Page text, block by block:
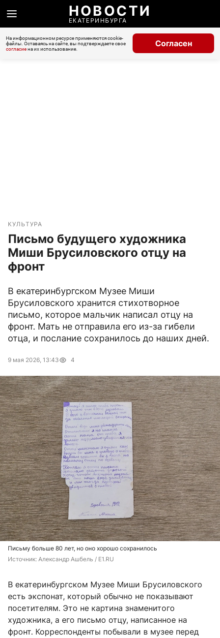
НОВОСТИ
ЕКАТЕРИНБУРГА
На информационном ресурсе применяются cookie-
файлы. Оставаясь на сайте, вы подтверждаете свое
согласиена их использование.
Согласен
КУЛЬТУРА
Письмо будущего художника
Миши Брусиловского отцу на
фронт
В екатеринбургском Музее Миши
Брусиловского хранится стихотворное
письмо, которое мальчик написал отцу на
фронт. Мать не отправила его из-за гибели
отца, и послание сохранилось до наших дней.
9 мая 2026, 13:43 4
Письму больше 80 лет, но оно хорошо сохранилось
Источник: Александр Ашбель / E1.RU
В екатеринбургском Музее Миши Брусиловского
есть экспонат, который обычно не показывают
посетителям. Это не картина знаменитого
художника, а его письмо отцу, написанное на
фронт. Корреспонденты побывали в музее перед